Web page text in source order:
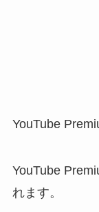
YouTube
YouTube
れます。